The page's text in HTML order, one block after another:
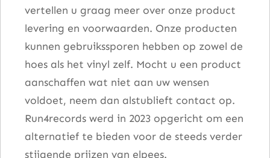
vertellen u graag meer over onze product
levering en voorwaarden. Onze producten
kunnen gebruikssporen hebben op zowel de
hoes als het vinyl zelf. Mocht u een product
aanschaffen wat niet aan uw wensen
voldoet, neem dan alstublieft contact op.
Run4records werd in 2023 opgericht om een
alternatief te bieden voor de steeds verder
stijgende prijzen van elpees.